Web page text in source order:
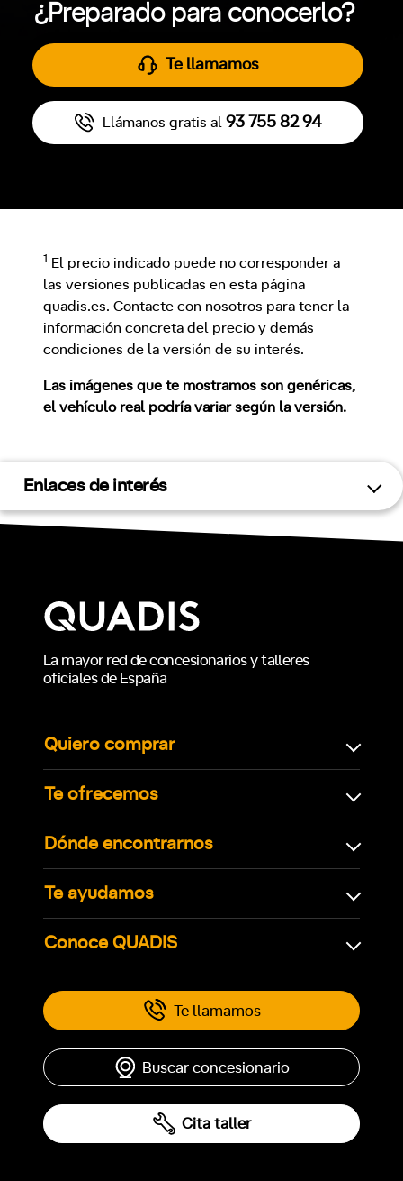
¿Preparado para conocerlo?
Te llamamos
Llámanos gratis al 93 755 82 94
1
El precio indicado puede no corresponder a
las versiones publicadas en esta página
quadis.es. Contacte con nosotros para tener la
información concreta del precio y demás
condiciones de la versión de su interés.
Las imágenes que te mostramos son genéricas,
el vehículo real podría variar según la versión.
Enlaces de interés
La mayor red de concesionarios y talleres
oficiales de España
Quiero comprar
Te ofrecemos
Dónde encontrarnos
Te ayudamos
Conoce QUADIS
Te llamamos
Buscar concesionario
Cita taller